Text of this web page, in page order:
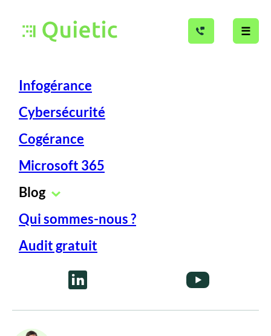
☰
Infogérance
Cybersécurité
Cogérance
Microsoft 365
Blog
Nos articles dédiés au métier
Qui sommes-nous ?
Audit gratuit
Lundi 10 jan 2022
Cybersécurité
Cyberassurance :
quelle place face aux
risques cyber ?